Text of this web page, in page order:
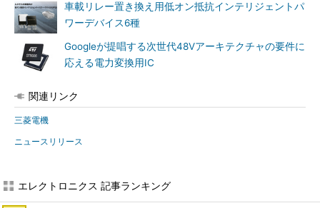
車載リレー置き換え用低オン抵抗インテリジェントパ
ワーデバイス6種
Googleが提唱する次世代48Vアーキテクチャの要件に
応える電力変換用IC
関連リンク
三菱電機
ニュースリリース
エレクトロニクス 記事ランキング